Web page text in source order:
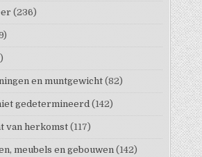
(236)
en muntgewicht (82)
gedetermineerd (142)
van herkomst (117)
meubels en gebouwen (142)